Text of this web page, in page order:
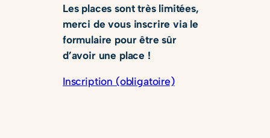
Les places sont très limitées,
merci de vous inscrire via le
formulaire pour être sûr
d’avoir une place !
Inscription (obligatoire)